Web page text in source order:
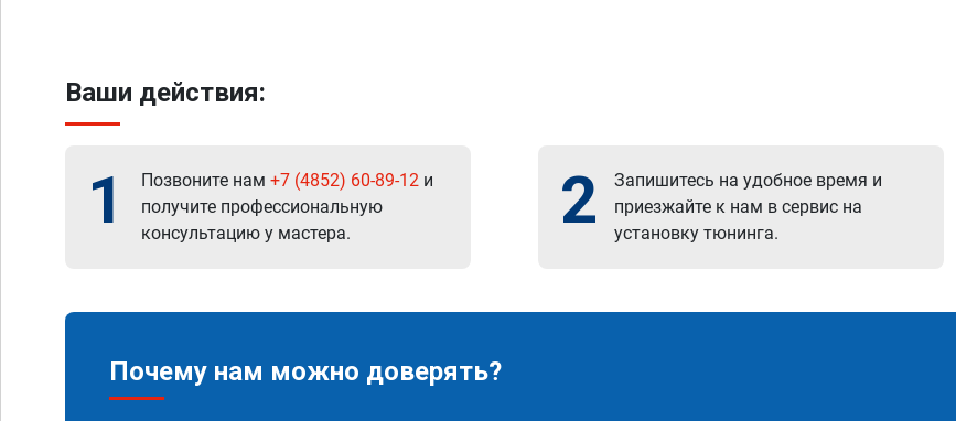
Ваши действия:
1 Позвоните нам +7 (4852) 60-89-12 и
получите профессиональную
консультацию у мастера.
2
Запишитесь на удобное время и
приезжайте к нам в сервис на
установку тюнинга.
Почему нам можно доверять?